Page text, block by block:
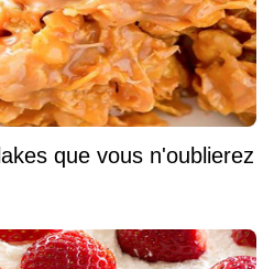
que vous n'oublierez